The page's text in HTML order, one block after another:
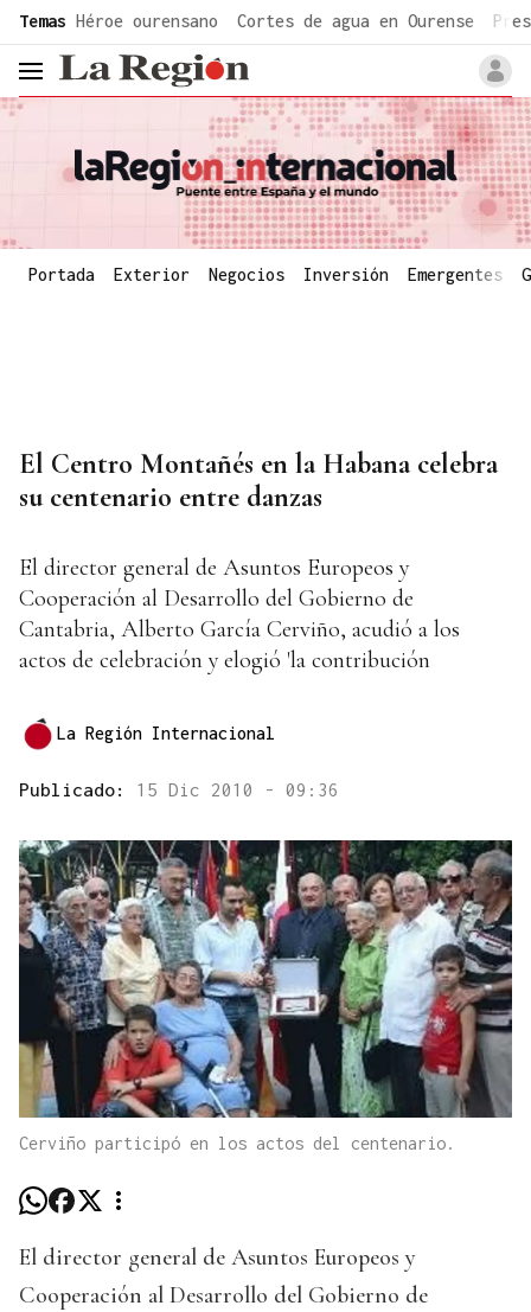
common.go-to-content
Temas Héroe ourensano Cortes de agua en Ourense
header.menu.open
Portada Exterior Negocios Inversión Emergentes
El Centro Montañés en la Habana celebra
su centenario entre danzas
El director general de Asuntos Europeos y
Cooperación al Desarrollo del Gobierno de
Cantabria, Alberto García Cerviño, acudió a los
actos de celebración y elogió 'la contribución
La Región Internacional
Publicado: 15 Dic 2010 - 09:36
Cerviño participó en los actos del centenario.
El director general de Asuntos Europeos y
Cooperación al Desarrollo del Gobierno de